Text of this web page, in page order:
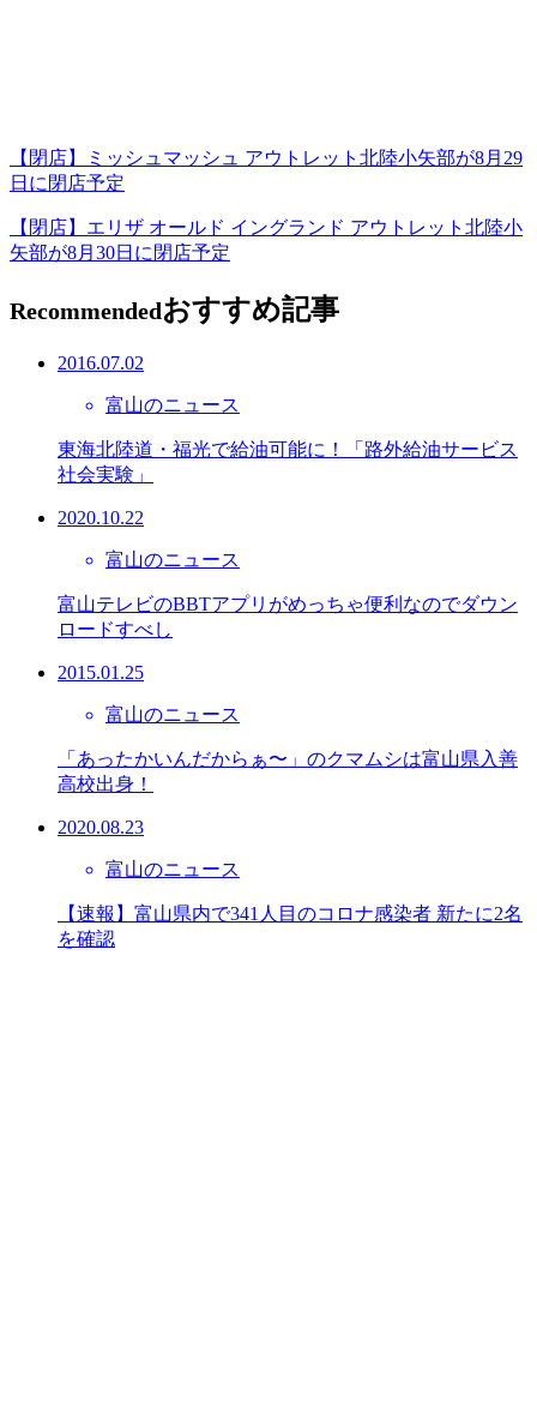
【閉店】ミッシュマッシュ アウトレット北陸小矢部が8月29
日に閉店予定
【閉店】エリザ オールド イングランド アウトレット北陸小
矢部が8月30日に閉店予定
Recommendedおすすめ記事
2016.07.02
富山のニュース
東海北陸道・福光で給油可能に！「路外給油サービス
社会実験」
2020.10.22
富山のニュース
富山テレビのBBTアプリがめっちゃ便利なのでダウン
ロードすべし
2015.01.25
富山のニュース
「あったかいんだからぁ〜」のクマムシは富山県入善
高校出身！
2020.08.23
富山のニュース
【速報】富山県内で341人目のコロナ感染者 新たに2名
を確認